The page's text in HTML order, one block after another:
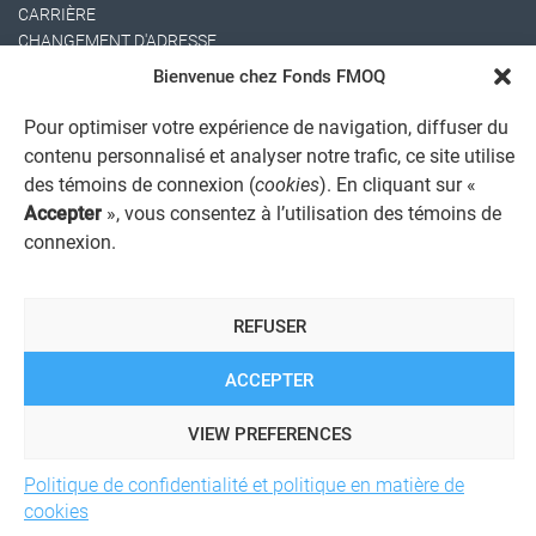
Bienvenue chez Fonds FMOQ
Pour optimiser votre expérience de navigation, diffuser du
contenu personnalisé et analyser notre trafic, ce site utilise
des témoins de connexion (cookies). En cliquant sur «
Accepter », vous consentez à l’utilisation des témoins de
connexion.
ACCEPTER
REFUSER
VIEW PREFERENCES
Politique de confidentialité et politique en matière de
cookies
CARRIÈRE
CHANGEMENT D'ADRESSE
AVIS JURIDIQUE GÉNÉRAL
POLITIQUE DE TRAITEMENT DES PLAINTES
REGISTRE DES CONFLITS D'INTÉRÊTS
© 2026 Société de services financiers Fonds FMOQ inc.
droits réservés.